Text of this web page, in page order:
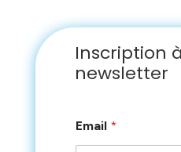
Inscription
newsletter
m
a
Email *